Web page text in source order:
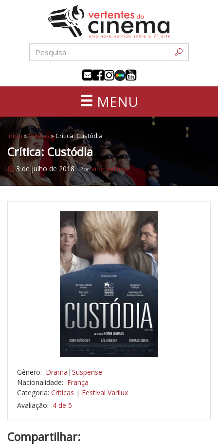
conteúdo
sétima
MENU
Início »Críticas »Crítica: Custódia
Crítica: Custódia
3 de julho de 2018 PorVitor Velloso
Gênero: Drama Suspense
Nacionalidade: França
Categoria: Críticas | Festival Varilux
Avaliação: 4 de 5
Compartilhar: